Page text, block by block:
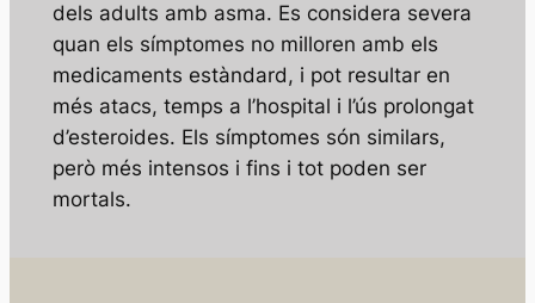
dels adults amb asma. Es considera severa
quan els símptomes no milloren amb els
medicaments estàndard, i pot resultar en
més atacs, temps a l’hospital i l’ús prolongat
d’esteroides. Els símptomes són similars,
però més intensos i fins i tot poden ser
mortals.